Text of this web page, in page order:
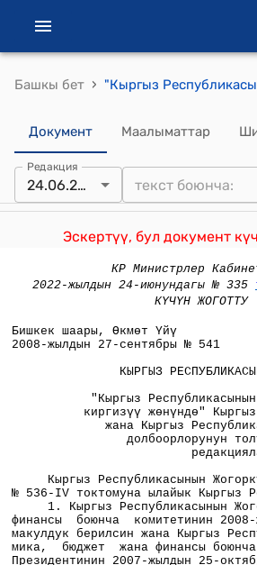
Башкы бет ›
Документ Маалыматтар
Редакция
24.06.2022
Эскертүү, бул документ